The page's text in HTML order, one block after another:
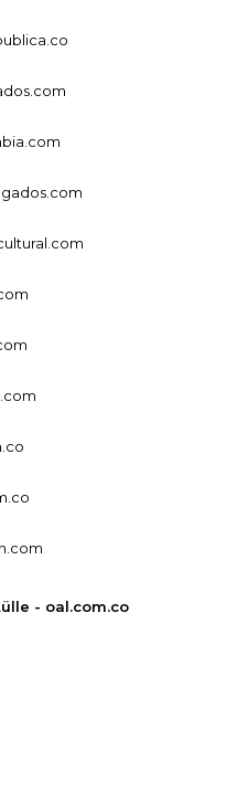
- oal.com.co